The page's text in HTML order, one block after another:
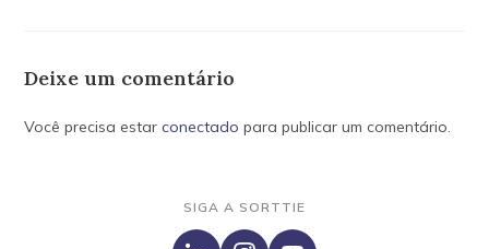
Deixe um comentário
Você precisa estarconectado para publicar um comentário.
SIGA A SORTTIE